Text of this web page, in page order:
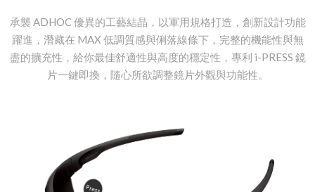
承襲 ADHOC 優異的工藝結晶，以軍用規格打造，創新設計功能
躍進，潛藏在 MAX 低調質感與俐落線條下，完整的機能性與無
盡的擴充性，給你最佳舒適性與高度的穩定性，專利 i-PRESS 鏡
片一鍵即換，隨心所欲調整鏡片外觀與功能性。